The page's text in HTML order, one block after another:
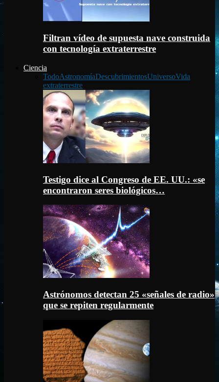
Filtran vídeo de supuesta nave construida
con tecnología extraterrestre
Ciencia
TodoAstronomíaDescubrimientosUniversoVida
extraterrestre
Testigo dice al Congreso de EE. UU.: «se
encontraron seres biológicos…
Astrónomos detectan 25 «señales de radio»
que se repiten regularmente